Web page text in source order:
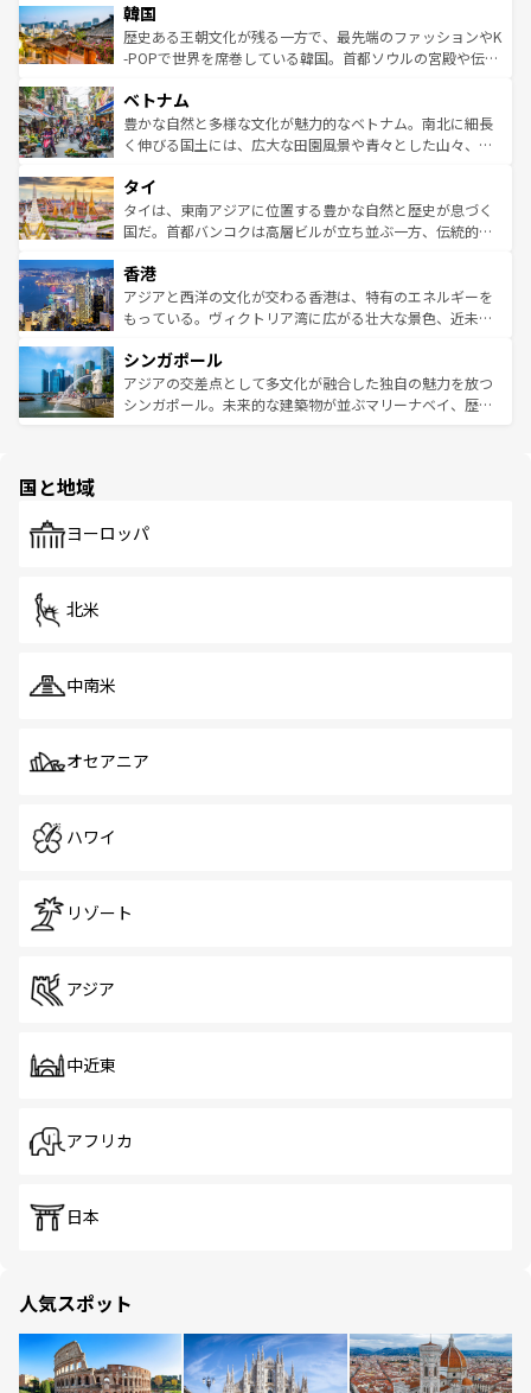
ワイを、存分に味わってほしい。 なお、新着のハワイ情報
はコンテンツ一覧を参照してほしい。
いる。アクティビティも充実しており、サーフィンやダイ
ビング、ハイキングなど、アウトドア好きにはたまらな
い。オーストラリアの多彩な魅力を存分に味わいつくそ
参照してほしい。
ン）、静ひつな山岳地帯である台湾東部など、都市の喧騒
と山間の静けさが共存しており、訪れる人に新しい発見と
驚きをもたらしてくれる。また、奥深い台湾の食文化も魅
容にもいいと評判のスイーツなど、バラエティ豊かな料理
が味わえる。 なお、新着の台湾情報は コンテンツ一覧を参
照してほしい。
韓国
歴史ある王朝文化が残る一方で、最先端のファッションやK
-POPで世界を席巻している韓国。首都ソウルの宮殿や伝統
き、地方に足を延ばせば四季折々の自然美を楽しむことが
できる。そして、キムチや焼肉、絶品のストリートフード
まで、さまざまな韓国料理が待っている。夜には、韓国な
リティに包まれながら、韓国の多彩な魅力を心ゆくまで味
わってみてほしい。 なお、新着の韓国情報はコンテンツ一
覧を参照してほしい。
ベトナム
豊かな自然と多様な文化が魅力的なベトナム。南北に細長
く伸びる国土には、広大な田園風景や青々とした山々、世
急速な発展と共に伝統が息づく。ハノイの古い町並みやホ
ーチミン市のフランス統治時代の建物も、独特の雰囲気を
醸し出している。また、バラエティの豊かさとおいしさで
とつ。フォーやバインミー、ベトナムコーヒーなどは、ぜ
ひ現地で味わいたい。どの地域を訪れてもあたたかい人々
が旅行者を迎えてくれるので、きっと忘れられない旅にな
参照してほしい。
タイ
タイは、東南アジアに位置する豊かな自然と歴史が息づく
国だ。首都バンコクは高層ビルが立ち並ぶ一方、伝統的な
の活気が交差している。北部ではチェンマイなどの山岳地
帯で自然と触れ合い、南部ではプーケットやクラビの美し
いビーチでリゾート気分を楽しむことができる。タイ料理
激する。気候は一年中温暖で、どの季節にも異なる楽しみ
が待っている。親しみやすいタイの人々、仏教を中心とし
た文化、そして多様な観光資源が、訪れる旅人を魅了し続
香港
アジアと西洋の文化が交わる香港は、特有のエネルギーを
もっている。ヴィクトリア湾に広がる壮大な景色、近未来
み、どこを訪れても感動するはず。観光スポットが密集し
ており、効率よく見どころを回れるのも魅力。息をのむよ
うな絶景から文化的な体験まで、香港を存分に楽しみ尽く
シンガポール
アジアの交差点として多文化が融合した独自の魅力を放つ
シンガポール。未来的な建築物が並ぶマリーナベイ、歴史
で、ホーカーズは地元の風情を楽しめる外せないスポット
国と地域
ヨーロッパ
北米
中南米
オセアニア
ハワイ
リゾート
アジア
中近東
アフリカ
日本
人気スポット